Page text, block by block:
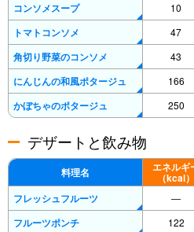
コンソメスープ 10
トマトコンソメ 47
角切り野菜のコンソメ 43
にんじんの和風ポタージュ 166
かぼちゃのポタージュ 250
デザートと飲み物
料理名 エネルギ
（kcal）
フレッシュフルーツ
―
フルーツポンチ 122